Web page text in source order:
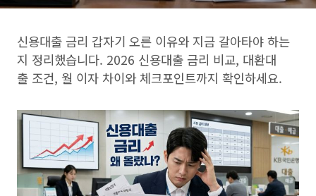
신용대출 금리 갑자기 오른 이유와 지금 갈아타야 하는
지 정리했습니다. 2026 신용대출 금리 비교, 대환대
출 조건, 월 이자 차이와 체크포인트까지 확인하세요.